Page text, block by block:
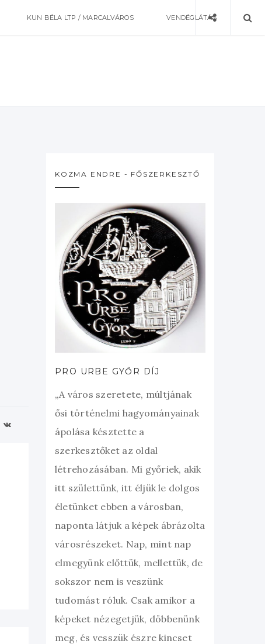
KUN BÉLA LTP / MARCALVÁROS VENDÉGLÁTÁS
KOZMA ENDRE - FŐSZERKESZTŐ
PRO URBE GYŐR DÍJ
„A város szeretete, múltjának
ősi történelmi hagyományainak
ápolása késztette a
szerkesztőket az oldal
létrehozásában. Mi győriek, akik
itt születtünk, itt éljük le dolgos
életünket ebben a városban,
naponta látjuk a képek ábrázolta
városrészeket. Nap, mint nap
elmegyünk előttük, mellettük, de
sokszor nem is veszünk
tudomást róluk. Csak amikor a
képeket nézegetjük, döbbenünk
meg, és vesszük észre kincset